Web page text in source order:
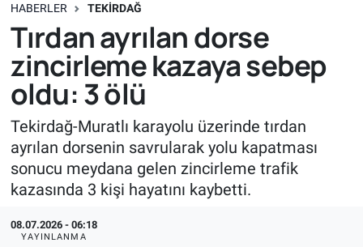
HABERLER TEKIRDAĞ
Tırdan ayrılan dorse
zincirleme kazaya sebep
oldu: 3 ölü
Tekirdağ-Muratlı karayolu üzerinde tırdan
ayrılan dorsenin savrularak yolu kapatması
sonucu meydana gelen zincirleme trafik
kazasında 3 kişi hayatını kaybetti.
08.07.2026 - 06:18
YAYINLANMA
Süper Lig Puan Durumu ve Fikstür
Tüm Manşetler
Son Dakika Haberleri
Haber Arşivi